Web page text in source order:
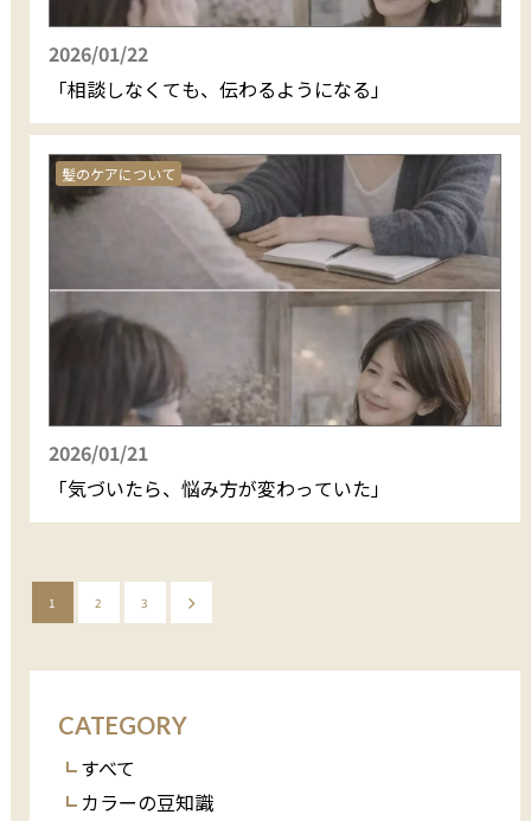
2026/01/22
「相談しなくても、伝わるようになる」
髪のケアについて
2026/01/21
「気づいたら、悩み方が変わっていた」
1 2 3
CATEGORY
すべて
カラーの豆知識